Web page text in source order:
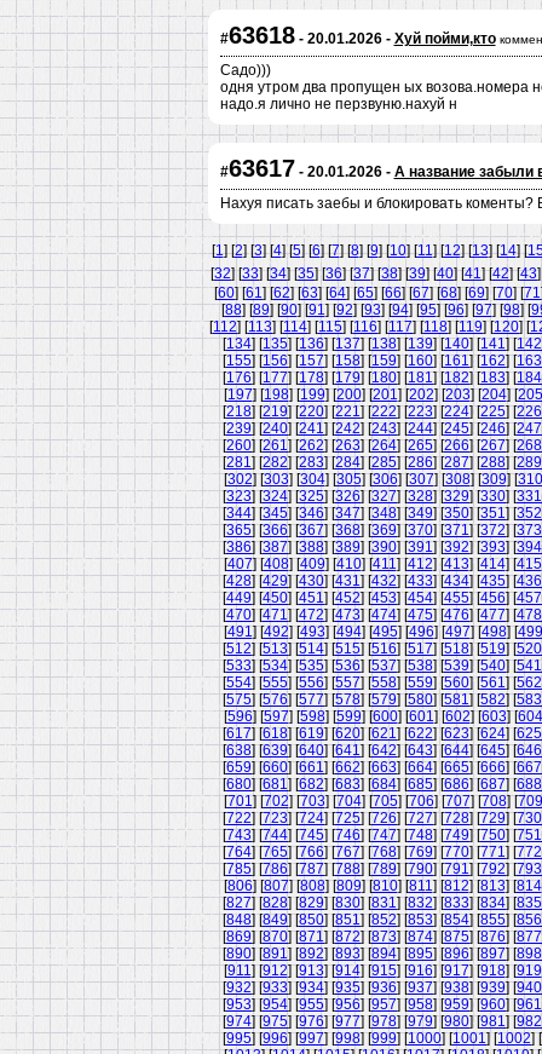
#63618- 20.01.2026 - Хуй пойми,кто
Садо)))
одня утром два пропущен ых возова.номера
надо.я лично не перзвуню.нахуй н
#63617 - 20.01.2026 - А название забыли
Нахуя писать заебы и блокировать коменты?
[1] [2] [3] [4] [5] [6] [7] [8] [9] [10] [11] [12] [13] [14] [
[32] [33] [34] [35] [36] [37] [38] [39] [40] [41] [42] [43
[60] [61] [62] [63] [64] [65] [66] [67] [68] [69] [70] [71
[88] [89] [90] [91] [92] [93] [94] [95] [96] [97] [98] [
[112] [113] [114] [115] [116] [117] [118] [119] [120] [
[134] [135] [136] [137] [138] [139] [140] [141] [142
[155] [156] [157] [158] [159] [160] [161] [162] [163
[176] [177] [178] [179] [180] [181] [182] [183] [184
[197] [198] [199] [200] [201] [202] [203] [204] [205
[218] [219] [220] [221] [222] [223] [224] [225] [226
[239] [240] [241] [242] [243] [244] [245] [246] [247
[260] [261] [262] [263] [264] [265] [266] [267] [268
[281] [282] [283] [284] [285] [286] [287] [288] [289
[302] [303] [304] [305] [306] [307] [308] [309] [310
[323] [324] [325] [326] [327] [328] [329] [330] [331
[344] [345] [346] [347] [348] [349] [350] [351] [352
[365] [366] [367] [368] [369] [370] [371] [372] [373
[386] [387] [388] [389] [390] [391] [392] [393] [394
[407] [408] [409] [410] [411] [412] [413] [414] [415
[428] [429] [430] [431] [432] [433] [434] [435] [436
[449] [450] [451] [452] [453] [454] [455] [456] [457
[470] [471] [472] [473] [474] [475] [476] [477] [478
[491] [492] [493] [494] [495] [496] [497] [498] [499
[512] [513] [514] [515] [516] [517] [518] [519] [520
[533] [534] [535] [536] [537] [538] [539] [540] [541
[554] [555] [556] [557] [558] [559] [560] [561] [562
[575] [576] [577] [578] [579] [580] [581] [582] [583
[596] [597] [598] [599] [600] [601] [602] [603] [604
[617] [618] [619] [620] [621] [622] [623] [624] [625
[638] [639] [640] [641] [642] [643] [644] [645] [646
[659] [660] [661] [662] [663] [664] [665] [666] [667
[680] [681] [682] [683] [684] [685] [686] [687] [688
[701] [702] [703] [704] [705] [706] [707] [708] [709
[722] [723] [724] [725] [726] [727] [728] [729] [730
[743] [744] [745] [746] [747] [748] [749] [750] [751
[764] [765] [766] [767] [768] [769] [770] [771] [772
[785] [786] [787] [788] [789] [790] [791] [792] [793
[806] [807] [808] [809] [810] [811] [812] [813] [814
[827] [828] [829] [830] [831] [832] [833] [834] [835
[848] [849] [850] [851] [852] [853] [854] [855] [856
[869] [870] [871] [872] [873] [874] [875] [876] [877
[890] [891] [892] [893] [894] [895] [896] [897] [898
[911] [912] [913] [914] [915] [916] [917] [918] [919
[932] [933] [934] [935] [936] [937] [938] [939] [940
[953] [954] [955] [956] [957] [958] [959] [960] [961
[974] [975] [976] [977] [978] [979] [980] [981] [982
[995] [996] [997] [998] [999] [1000] [1001] [1002] [